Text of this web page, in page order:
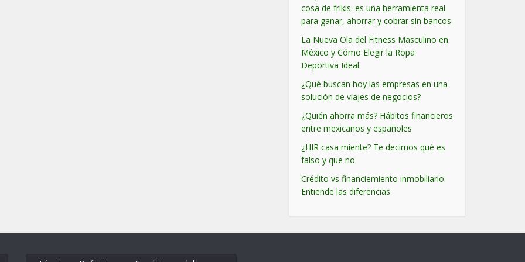
cosa de frikis: es una herramienta real
para ganar, ahorrar y cobrar sin bancos
La Nueva Ola del Fitness Masculino en
México y Cómo Elegir la Ropa
Deportiva Ideal
¿Qué buscan hoy las empresas en una
solución de viajes de negocios?
¿Quién ahorra más? Hábitos financieros
entre mexicanos y españoles
¿HIR casa miente? Te decimos qué es
falso y que no
Crédito vs financiemiento inmobiliario.
Entiende las diferencias